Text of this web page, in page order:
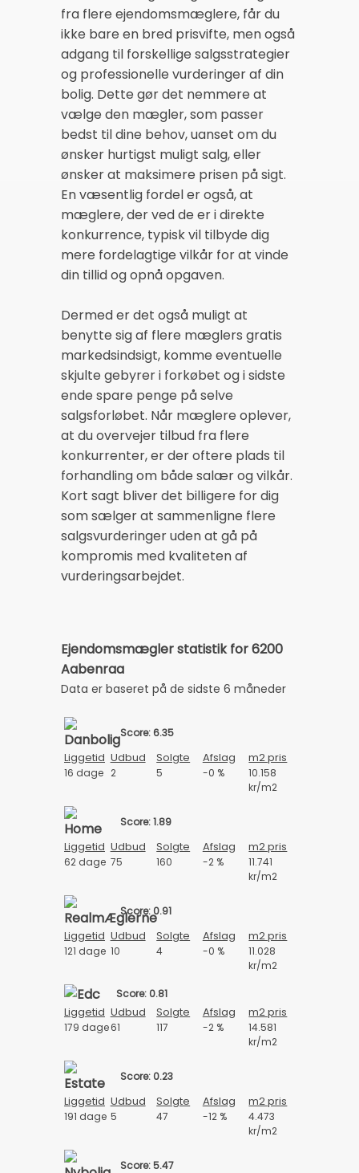
fra flere ejendomsmæglere, får du
ikke bare en bred prisvifte, men også
adgang til forskellige salgsstrategier
og professionelle vurderinger af din
bolig. Dette gør det nemmere at
vælge den mægler, som passer
bedst til dine behov, uanset om du
ønsker hurtigst muligt salg, eller
ønsker at maksimere prisen på sigt.
En væsentlig fordel er også, at
mæglere, der ved de er i direkte
konkurrence, typisk vil tilbyde dig
mere fordelagtige vilkår for at vinde
din tillid og opnå opgaven.
Dermed er det også muligt at
benytte sig af flere mæglers gratis
markedsindsigt, komme eventuelle
skjulte gebyrer i forkøbet og i sidste
ende spare penge på selve
salgsforløbet. Når mæglere oplever,
at du overvejer tilbud fra flere
konkurrenter, er der oftere plads til
forhandling om både salær og vilkår.
Kort sagt bliver det billigere for dig
som sælger at sammenligne flere
salgsvurderinger uden at gå på
kompromis med kvaliteten af
vurderingsarbejdet.
Ejendomsmægler statistik for 6200
Aabenraa
Data er baseret på de sidste 6 måneder
Score: 6.35
Liggetid Udbud Solgte Afslag m2 pris
16 dage 2 5 -0 %
10.158
kr/m2
Score: 1.89
Liggetid Udbud Solgte Afslag m2 pris
62 dage 75 160 -2 %
11.741
kr/m2
Score: 0.91
Liggetid Udbud Solgte Afslag m2 pris
121 dage 10 4 -0 %
11.028
kr/m2
Score: 0.81
Liggetid Udbud Solgte Afslag m2 pris
179 dage61 117 -2 %
14.581
kr/m2
Score: 0.23
Liggetid Udbud Solgte Afslag m2 pris
191 dage 5 47 -12 %
4.473
kr/m2
Score: 5.47